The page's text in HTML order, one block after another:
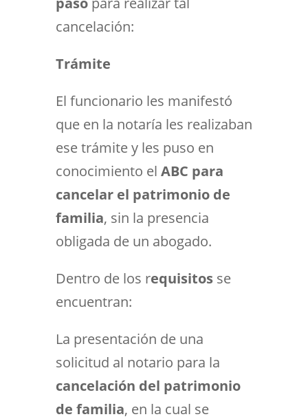
cancelación:
Trámite
El funcionario les manifestó
que en la notaría les realizaban
ese trámite y les puso en
conocimiento el ABC para
cancelar el patrimonio de
familia, sin la presencia
obligada de un abogado.
Dentro de los requisitosse
encuentran:
La presentación de una
solicitud al notario para la
cancelación del patrimonio
de familia, en la cual se